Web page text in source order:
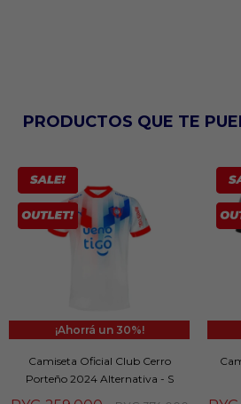
PRODUCTOS QUE TE
30
Camiseta Oficial Club Cerro
Porteño 2024 Alternativa - S